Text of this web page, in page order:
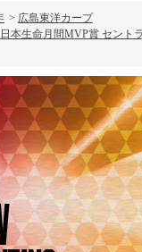
> 広島東洋カープ
日本生命月間MVP賞 セント